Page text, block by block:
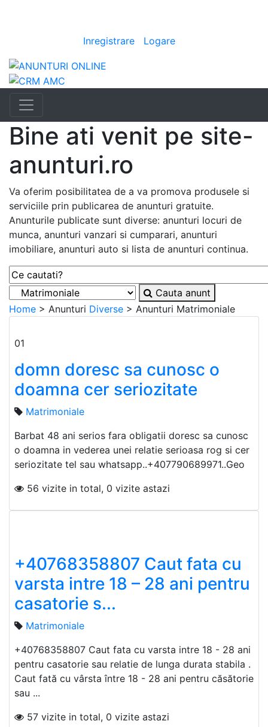
Inregistrare Logare
Bine ati venit pe site-
anunturi.ro
Va oferim posibilitatea de a va promova produsele si
serviciile prin publicarea de anunturi gratuite.
Anunturile publicate sunt diverse: anunturi locuri de
munca, anunturi vanzari si cumparari, anunturi
imobiliare, anunturi auto si lista de anunturi continua.
Cauta anunt
Home > Anunturi Diverse > Anunturi Matrimoniale
01
domn doresc sa cunosc o
doamna cer seriozitate
Matrimoniale
Barbat 48 ani serios fara obligatii doresc sa cunosc
o doamna in vederea unei relatie serioasa rog si cer
seriozitate tel sau whatsapp..+407790689971..Geo
56 vizite in total, 0 vizite astazi
+40768358807 Caut fata cu
varsta intre 18 – 28 ani pentru
casatorie s...
Matrimoniale
+40768358807 Caut fata cu varsta intre 18 - 28 ani
pentru casatorie sau relatie de lunga durata stabila .
Caut fată cu vârsta între 18 - 28 ani pentru căsătorie
sau ...
57 vizite in total, 0 vizite astazi